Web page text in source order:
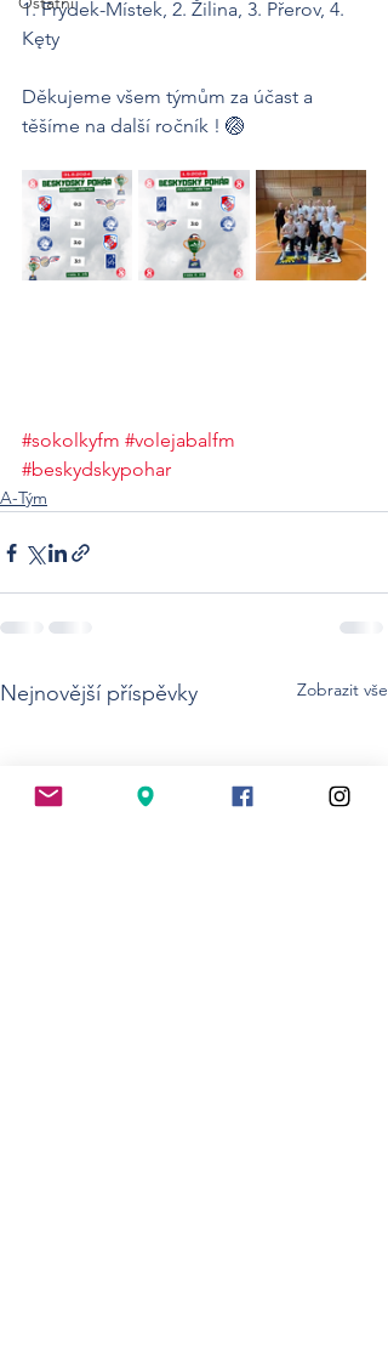
1. Frýdek-Místek, 2. Žilina, 3. Přerov, 4.
Kęty
Děkujeme všem týmům za účast a
těšíme na další ročník ! 🏐
#sokolkyfm #volejabalfm
#beskydskypohar
A-Tým
Nejnovější příspěvky Zobrazit vše